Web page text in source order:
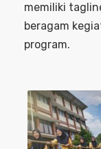
memiliki
beragam
program.